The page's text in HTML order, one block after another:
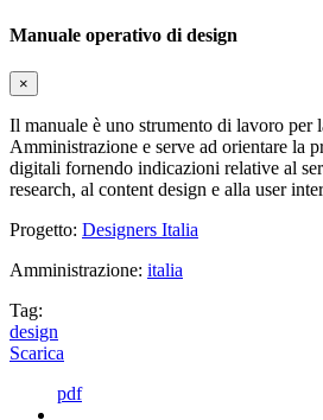
Manuale operativo di design
×
Il manuale è uno strumento di lavoro per
Amministrazione e serve ad orientare la
digitali fornendo indicazioni relative al
research, al content design e alla user
Progetto: Designers Italia
Amministrazione: italia
Tag:
design
Scarica
pdf